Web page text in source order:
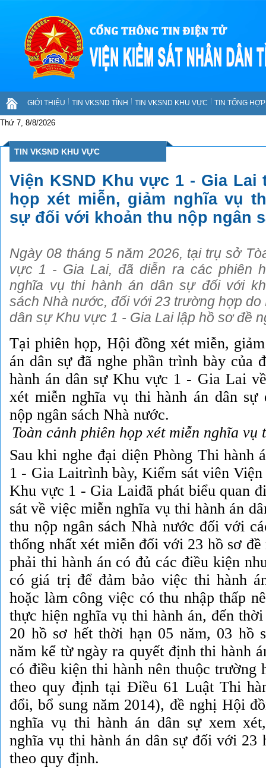
GIỚI THIỆU TIN VKSND TỈNH TIN VKSND KHU VỰC TIN TỔNG
Thứ 7, 8/8/2026
TIN VKSND KHU VỰC
Viện KSND Khu vực 1 - Gia Lai
họp xét miễn, giảm nghĩa vụ
sự đối với khoản thu nộp ngân
Ngày 08 tháng 5 năm 2026, tại trụ sở
vực 1 - Gia Lai, đã diễn ra các phiên
nghĩa vụ thi hành án dân sự đối với
sách Nhà nước, đối với 23 trường hợp do
dân sự Khu vực 1 - Gia Lai lập hồ sơ đề
Tại phiên họp, Hội đồng xét miễn,
án dân sự đã nghe phần trình bày của
hành án dân sựKhu vực 1 - Gia Lai
xét miễn nghĩa vụ thi hành án dân
nộp ngân sách Nhà nước.
Toàn cảnh phiên họp xét miễn nghĩa vụ
Sau khi nghe đại diệnPhòng Thi hành
1 - Gia Laitrình bày, Kiểm sát viên Viện
Khu vực 1 - Gia Laiđã phát biểu quan
sát về việc miễn nghĩa vụ thi hành án
thu nộp ngân sách Nhà nước đối với
thống nhất xét miễn đối với 23 hồ sơ
phải thi hành án có đủ các điều kiện
có giá trị để đảm bảo việc thi hành
hoặc làm công việc có thu nhập thấp
thực hiện nghĩa vụ thi hành án, đến
20 hồ sơ hết thời hạn 05 năm, 03 hồ
năm kể từ ngày ra quyết định thi hành
có điều kiện thi hành nên thuộc trường
theo quy định tại Điều 61 Luật Thi
đổi, bổ sung năm 2014), đề nghị Hội
nghĩa vụ thi hành án dân sự xem
nghĩa vụ thi hành án dân sự đối với 23
theo quy định.